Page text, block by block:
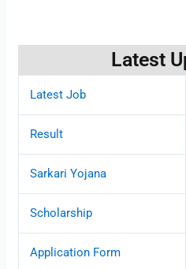
Latest
Latest Job
Result
Sarkari Yojana
Scholarship
Application Form